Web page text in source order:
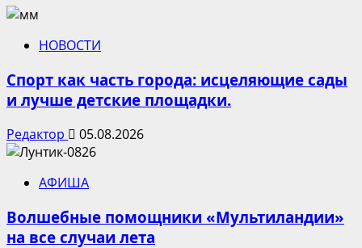
НОВОСТИ
Спорт как часть города: исцеляющие сады
и лучше детские площадки.
Редактор 05.08.2026
АФИША
Волшебные помощники «Мультиландии»
на все случаи лета